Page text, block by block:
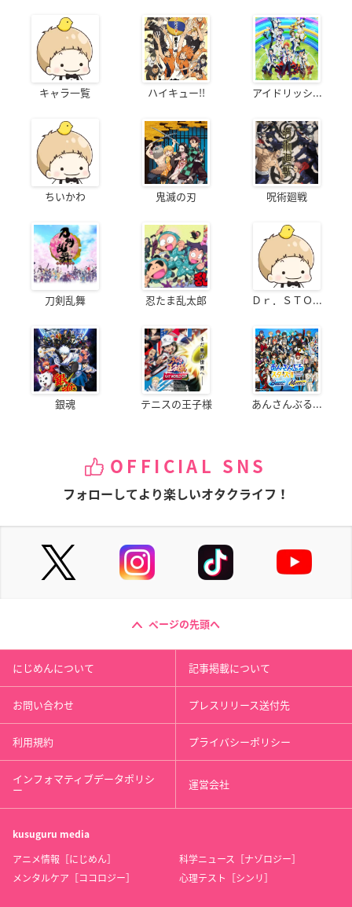
キャラ一覧 ハイキュー!! アイドリッシ...
ちいかわ 鬼滅の刃 呪術廻戦
刀剣乱舞 忍たま乱太郎 Ｄｒ．ＳＴＯ...
銀魂 テニスの王子様 あんさんぶる...
OFFICIAL SNS
フォローしてより楽しいオタクライフ！
ページの先頭へ
にじめんについて 記事掲載について
お問い合わせ プレスリリース送付先
利用規約 プライバシーポリシー
インフォマティブデータポリシ
ー 運営会社
kusuguru media
アニメ情報［にじめん］
科学ニュース［ナゾロジー］
メンタルケア［ココロジー］
心理テスト［シンリ］